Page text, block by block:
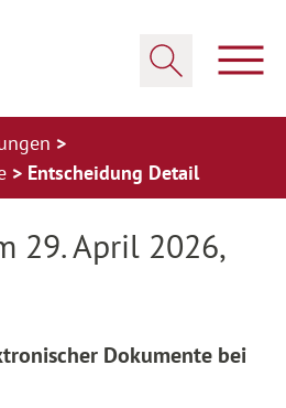
Entscheidung Detail
29. April 2026,
Dokumente bei